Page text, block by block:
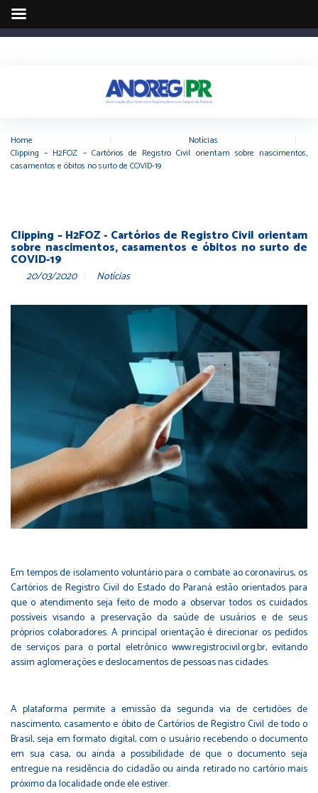
Home Notícias
Clipping – H2FOZ – Cartórios de Registro Civil orientam sobre nascimentos,
casamentos e óbitos no surto de COVID-19
Clipping – H2FOZ - Cartórios de Registro Civil orientam
sobre nascimentos, casamentos e óbitos no surto de
COVID-19
20/03/2020 Notícias
Em tempos de isolamento voluntário para o combate ao coronavírus, os
Cartórios de Registro Civil do Estado do Paraná estão orientados para
que o atendimento seja feito de modo a observar todos os cuidados
possíveis visando a preservação da saúde de usuários e de seus
próprios colaboradores. A principal orientação é direcionar os pedidos
de serviços para o portal eletrônicowww.registrocivil.org.br, evitando
assim aglomerações e deslocamentos de pessoas nas cidades.
A plataforma permite a emissão da segunda via de certidões de
nascimento, casamento e óbito de Cartórios de Registro Civil de todo o
Brasil, seja em formato digital, com o usuário recebendo o documento
em sua casa, ou ainda a possibilidade de que o documento seja
entregue na residência do cidadão ou ainda retirado no cartório mais
próximo da localidade onde ele estiver.